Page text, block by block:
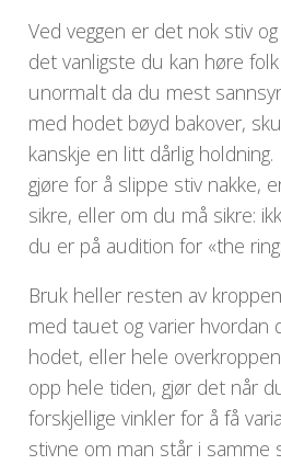
Ved veggen er det nok stiv
det vanligste du kan høre
unormalt da du mest
med hodet bøyd bakover,
kanskje en litt dårlig
gjøre for å slippe stiv nakke,
sikre, eller om du må sikre:
du er på audition for «the
Bruk heller resten av
med tauet og varier hvordan
hodet, eller hele
opp hele tiden, gjør det når
forskjellige vinkler for å få
stivne om man står i samme